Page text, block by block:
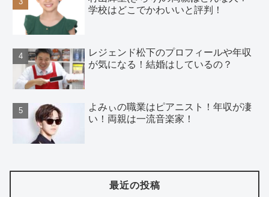
学校はどこでかわいいと評判！
レジェンド松下のプロフィールや年収
が気になる！結婚はしているの？
よみぃの職業はピアニスト！年収が凄
い！両親は一流音楽家！
最近の投稿